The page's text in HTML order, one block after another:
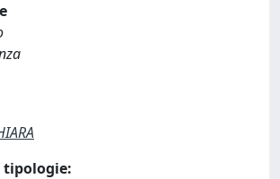
tipologie: